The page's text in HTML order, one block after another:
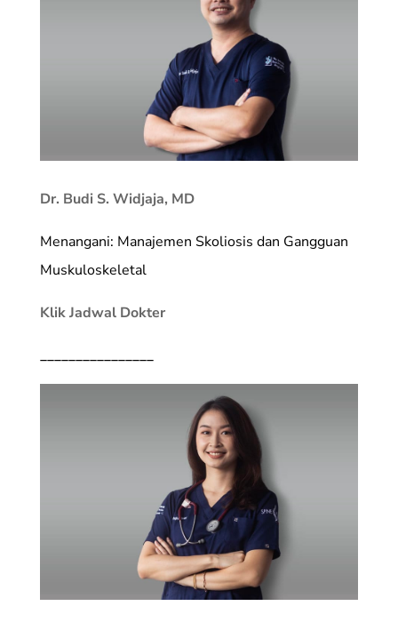
Dr. Budi S. Widjaja, MD
Menangani: Manajemen Skoliosis dan Gangguan
Muskuloskeletal
Klik Jadwal Dokter
________________